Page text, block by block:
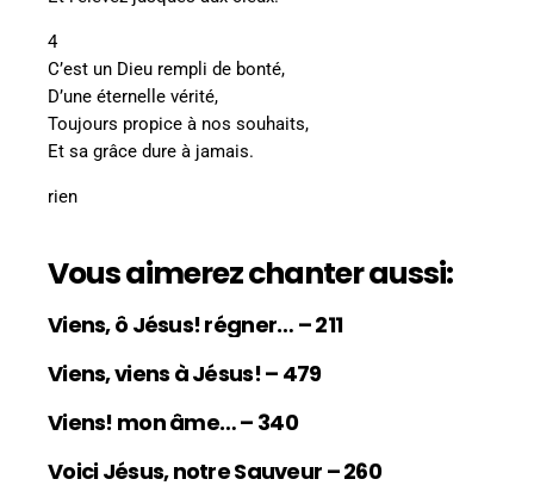
4
C’est un Dieu rempli de bonté,
D’une éternelle vérité,
Toujours propice à nos souhaits,
Et sa grâce dure à jamais.
rien
Vous aimerez chanter aussi:
Viens, ô Jésus! régner… – 211
Viens, viens à Jésus! – 479
Viens! mon âme… – 340
Voici Jésus, notre Sauveur – 260